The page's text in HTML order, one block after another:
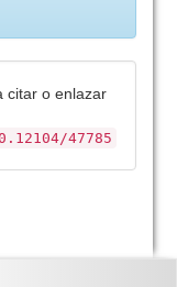
citar o enlazar
47785